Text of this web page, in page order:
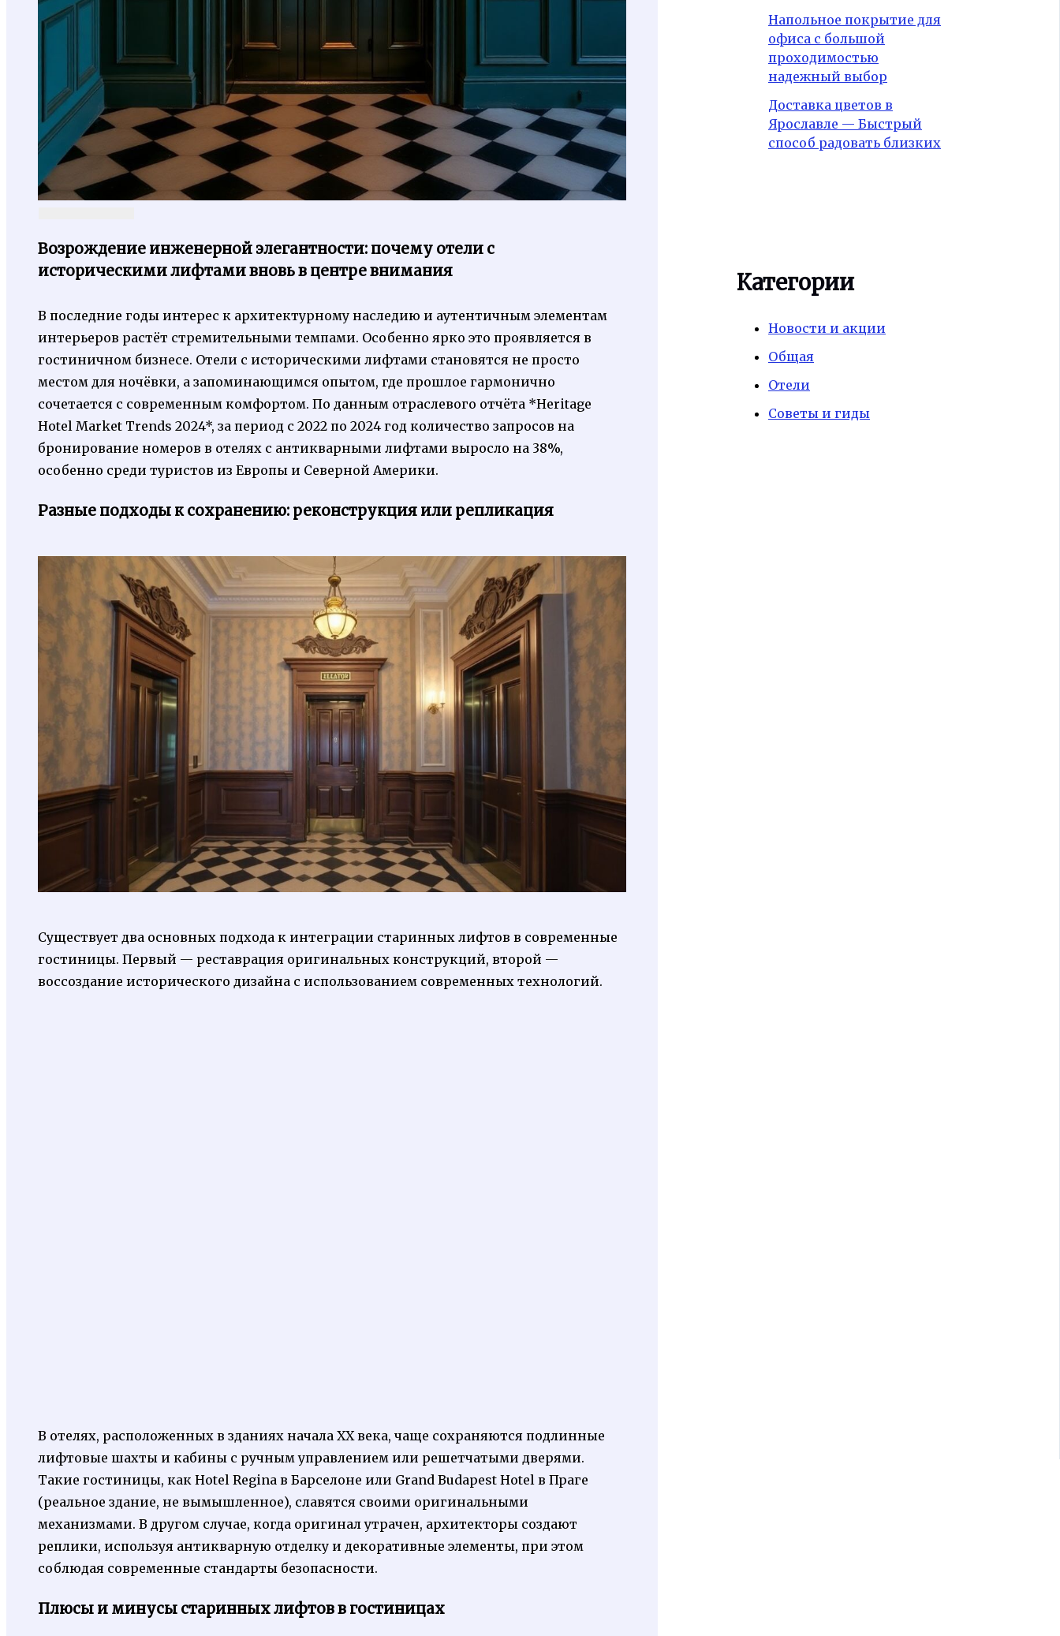
Возрождение инженерной элегантности: почему отели с
историческими лифтами вновь в центре внимания
В последние годы интерес к архитектурному наследию и аутентичным элементам
интерьеров растёт стремительными темпами. Особенно ярко это проявляется в
гостиничном бизнесе. Отели с историческими лифтами становятся не просто
местом для ночёвки, а запоминающимся опытом, где прошлое гармонично
сочетается с современным комфортом. По данным отраслевого отчёта *Heritage
Hotel Market Trends 2024*, за период с 2022 по 2024 год количество запросов на
бронирование номеров в отелях с антикварными лифтами выросло на 38%,
особенно среди туристов из Европы и Северной Америки.
Разные подходы к сохранению: реконструкция или репликация
Существует два основных подхода к интеграции старинных лифтов в современные
гостиницы. Первый — реставрация оригинальных конструкций, второй —
воссоздание исторического дизайна с использованием современных технологий.
В отелях, расположенных в зданиях начала XX века, чаще сохраняются подлинные
лифтовые шахты и кабины с ручным управлением или решетчатыми дверями.
Такие гостиницы, как Hotel Regina в Барселоне или Grand Budapest Hotel в Праге
(реальное здание, не вымышленное), славятся своими оригинальными
механизмами. В другом случае, когда оригинал утрачен, архитекторы создают
реплики, используя антикварную отделку и декоративные элементы, при этом
соблюдая современные стандарты безопасности.
Плюсы и минусы старинных лифтов в гостиницах
Напольное покрытие для
офиса с большой
проходимостью
надежный выбор
Доставка цветов в
Ярославле — Быстрый
способ радовать близких
Категории
Новости и акции
Общая
Отели
Советы и гиды